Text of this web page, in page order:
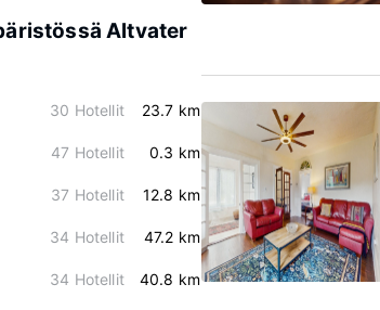
Altvater
30 Hotellit 23.7 km
47 Hotellit 0.3 km
37 Hotellit 12.8 km
34 Hotellit 47.2 km
34 Hotellit 40.8 km